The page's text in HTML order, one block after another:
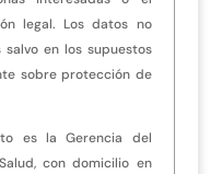
legal. Los datos no
en los supuestos
sobre protección de
es la Gerencia del
con domicilio en